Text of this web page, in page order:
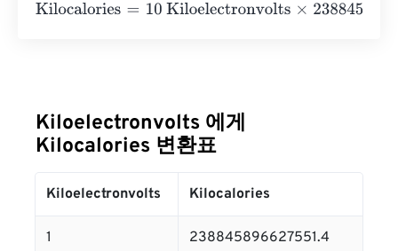
Kilocalories=10 Kiloelectronvolts×238845896627551.4
Kiloelectronvolts 에게
Kilocalories 변환표
Kiloelectronvolts Kilocalories
1 238845896627551.4